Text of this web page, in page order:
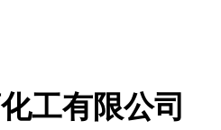
工有限公司